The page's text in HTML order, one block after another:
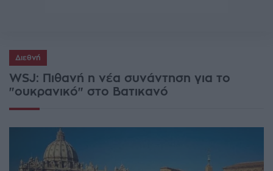
Διεθνή
WSJ: Πιθανή η νέα συνάντηση για το
"ουκρανικό" στο Βατικανό